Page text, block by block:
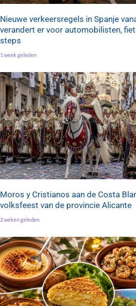
Nieuwe verkeersregels in Spanje
verandert er voor automobilisten,
steps
1 week geleden
Moros y Cristianos aan de Costa
volksfeest van de provincie Alicante
2 weken geleden